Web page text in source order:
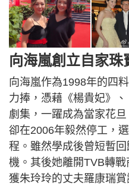
向海嵐創立自家珠
向海嵐作為1998年的四
力捧，憑藉《楊貴妃》
劇集，一躍成為當家花
卻在2006年毅然停工，
程。雖然學成後曾短暫
機。其後她離開TVB轉戰
獲朱玲玲的丈夫羅康瑞